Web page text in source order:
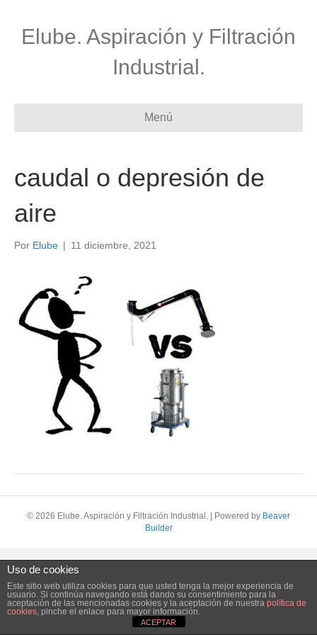
Elube. Aspiración y Filtración
Industrial.
Menú
caudal o depresión de
aire
Por Elube | 11 diciembre, 2021
© 2026 Elube. Aspiración y Filtración Industrial. Powered by Beaver
Builder
Uso de cookies
Este sitio web utiliza cookies para que usted tenga la mejor experiencia de
usuario. Si continúa navegando está dando su consentimiento para la
aceptación de las mencionadas cookies y la aceptación de nuestra política de
cookies, pinche el enlace para mayor información.
ACEPTAR